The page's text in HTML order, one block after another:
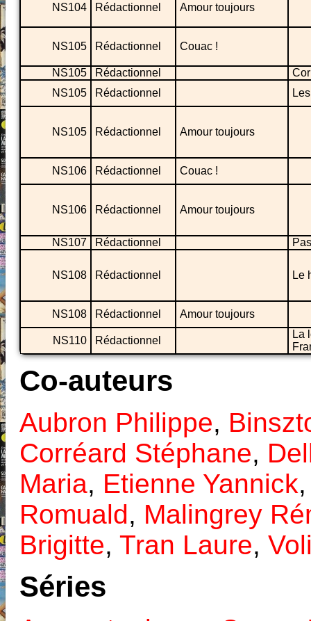
NS104 Rédactionnel Amour toujours
NS105 Rédactionnel Couac !
NS105 Rédactionnel
NS105
Rédactionnel
NS105 Rédactionnel Amour toujours
NS106 Rédactionnel Couac !
NS106 Rédactionnel Amour toujours
NS107 Rédactionnel
NS108 Rédactionnel Le
NS108 Rédactionnel Amour toujours
NS110 Rédactionnel
La
Co-auteurs
Aubron Philippe,
Corréard Stéphane,
Maria, Etienne Yannick
Romuald, Malingrey
Brigitte, Tran Laure,
Séries